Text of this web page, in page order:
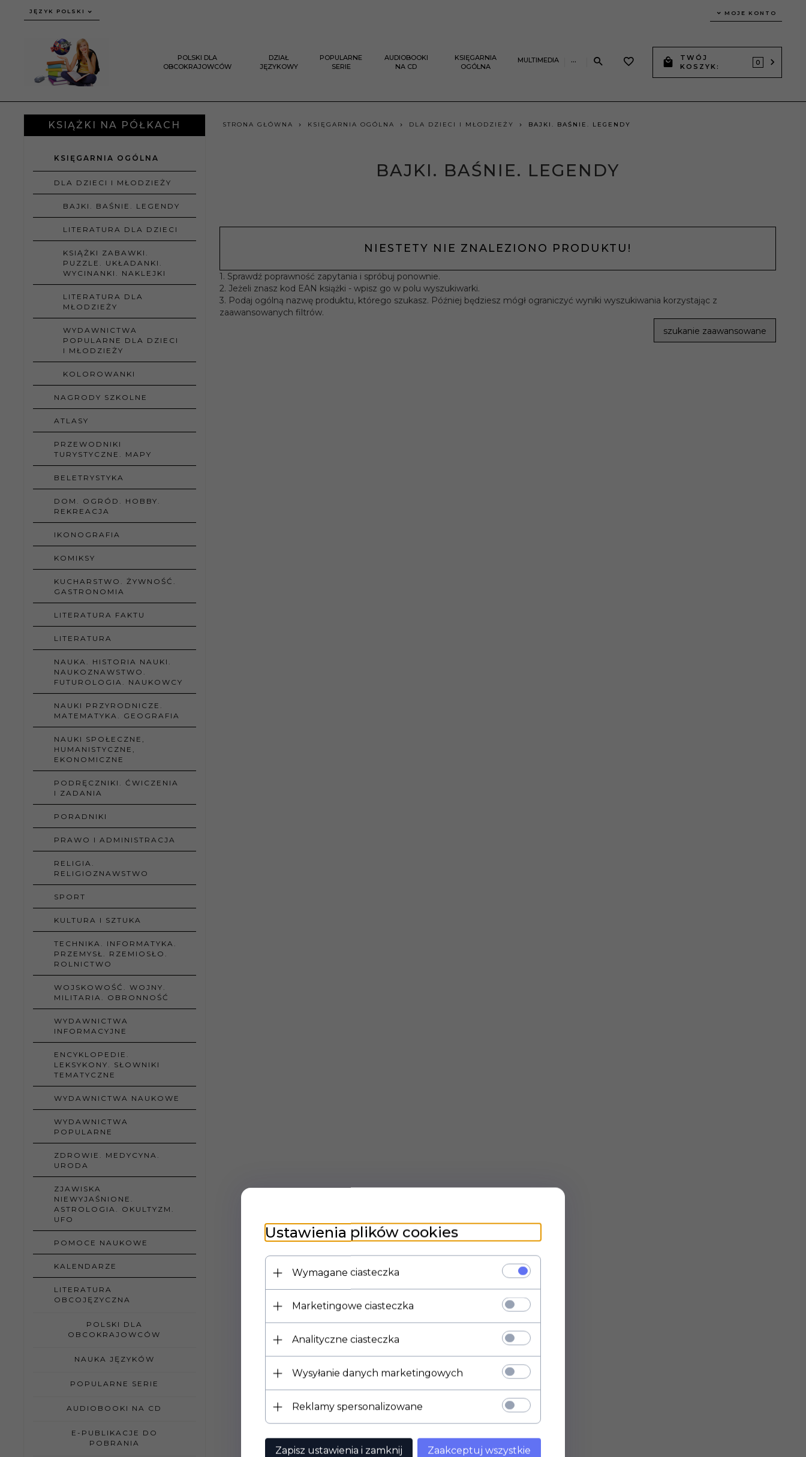
JĘZYK POLSKI MOJE KONTO
POLSKI DLA
OBCOKRAJOWCÓW
DZIAŁ
JĘZYKOWY
POPULARNE
SERIE
AUDIOBOOKI
NA CD
KSIĘGARNIA
OGÓLNA
MULTIMEDIA ...
TWÓJ
KOSZYK:
0
KSIĄŻKI NA PÓŁKACH
KSIĘGARNIA OGÓLNA
DLA DZIECI I MŁODZIEŻY
BAJKI. BAŚNIE. LEGENDY
LITERATURA DLA DZIECI
KSIĄŻKI ZABAWKI.
PUZZLE. UKŁADANKI.
WYCINANKI. NAKLEJKI
LITERATURA DLA
MŁODZIEŻY
WYDAWNICTWA
POPULARNE DLA DZIECI
I MŁODZIEŻY
KOLOROWANKI
NAGRODY SZKOLNE
ATLASY
PRZEWODNIKI
TURYSTYCZNE. MAPY
BELETRYSTYKA
DOM. OGRÓD. HOBBY.
REKREACJA
IKONOGRAFIA
KOMIKSY
KUCHARSTWO. ŻYWNOŚĆ.
GASTRONOMIA
LITERATURA FAKTU
LITERATURA
NAUKA. HISTORIA NAUKI.
NAUKOZNAWSTWO.
FUTUROLOGIA. NAUKOWCY
NAUKI PRZYRODNICZE.
MATEMATYKA. GEOGRAFIA
NAUKI SPOŁECZNE,
HUMANISTYCZNE,
EKONOMICZNE
PODRĘCZNIKI. ĆWICZENIA
I ZADANIA
PORADNIKI
PRAWO I ADMINISTRACJA
RELIGIA.
RELIGIOZNAWSTWO
SPORT
KULTURA I SZTUKA
TECHNIKA. INFORMATYKA.
PRZEMYSŁ. RZEMIOSŁO.
ROLNICTWO
WOJSKOWOŚĆ. WOJNY.
MILITARIA. OBRONNOŚĆ
WYDAWNICTWA
INFORMACYJNE
ENCYKLOPEDIE.
LEKSYKONY. SŁOWNIKI
TEMATYCZNE
WYDAWNICTWA NAUKOWE
WYDAWNICTWA
POPULARNE
ZDROWIE. MEDYCYNA.
URODA
ZJAWISKA
NIEWYJAŚNIONE.
ASTROLOGIA. OKULTYZM.
UFO
POMOCE NAUKOWE
KALENDARZE
LITERATURA
OBCOJĘZYCZNA
POLSKI DLA
OBCOKRAJOWCÓW
NAUKA JĘZYKÓW
POPULARNE SERIE
AUDIOBOOKI NA CD
E-PUBLIKACJE DO
POBRANIA
STRONA GŁÓWNA KSIĘGARNIA OGÓLNA DLA DZIECI I MŁODZIEŻY BAJKI. BAŚNIE. LEGENDY
BAJKI. BAŚNIE. LEGENDY
NIESTETY NIE ZNALEZIONO PRODUKTU!
1. Sprawdź poprawność zapytania i spróbuj ponownie.
2. Jeżeli znasz kod EAN książki - wpisz go w polu wyszukiwarki.
3. Podaj ogólną nazwę produktu, którego szukasz. Później będziesz mógł ograniczyć wyniki wyszukiwania korzystając z
zaawansowanych filtrów.
szukanie zaawansowane
Ustawienia plików cookies
Wymagane ciasteczka
Marketingowe ciasteczka
Analityczne ciasteczka
Wysyłanie danych marketingowych
Reklamy spersonalizowane
Zapisz ustawienia i zamknij Zaakceptuj wszystkie